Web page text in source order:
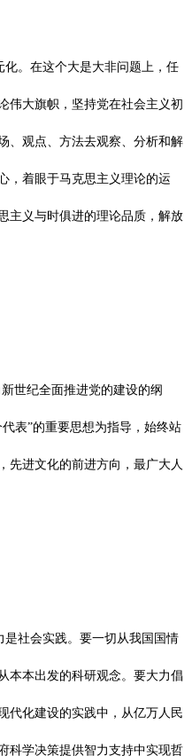
。在这个大是大非问题上，任
伟大旗帜，坚持党在社会主义初
、观点、方法去观察、分析和解
，着眼于马克思主义理论的运
主义与时俱进的理论品质，解放
世纪全面推进党的建设的纲
表”的重要思想为指导，始终站
先进文化的前进方向，最广大人
社会实践。要一切从我国国情
本本出发的科研观念。要大力倡
代化建设的实践中，从亿万人民
科学决策提供智力支持中实现哲